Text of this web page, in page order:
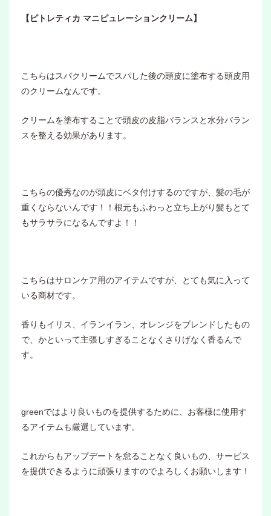
【ピトレティカ マニピュレーションクリーム】
こちらはスパクリームでスパした後の頭皮に塗布する頭皮用
のクリームなんです。
クリームを塗布することで頭皮の皮脂バランスと水分バラン
スを整える効果があります。
こちらの優秀なのが頭皮にベタ付けするのですが、髪の毛が
重くならないんです！！根元もふわっと立ち上がり髪もとて
もサラサラになるんですよ！！
こちらはサロンケア用のアイテムですが、とても気に入って
いる商材です。
香りもイリス、イランイラン、オレンジをブレンドしたもの
で、かといって主張しすぎることなくさりげなく香るんで
す。
greenではより良いものを提供するために、お客様に使用す
るアイテムも厳選しています。
これからもアップデートを怠ることなく良いもの、サービス
を提供できるように頑張りますのでよろしくお願いします！